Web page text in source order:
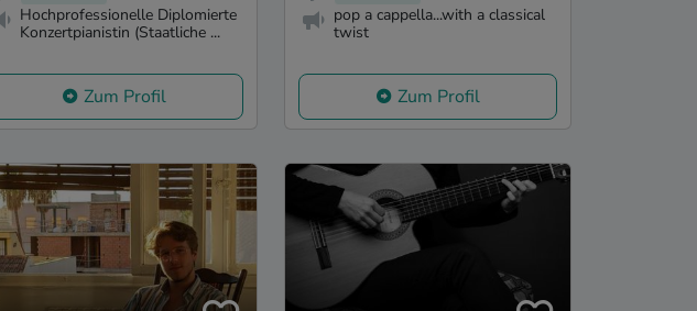
Hochprofessionelle Diplomierte
Konzertpianistin (Staatliche ...
Zum Profil
pop a cappella...with a classical
twist
Zum Profil